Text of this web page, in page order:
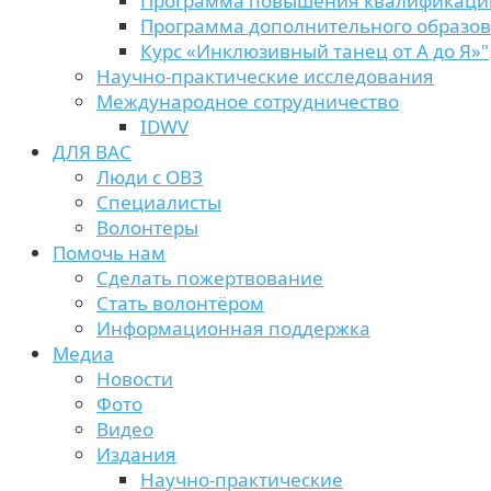
Программа дополнительного
Курс «Инклюзивный танец от А до Я»"
Научно-практические исследования
Международное сотрудничество
IDWV
ДЛЯ ВАС
Люди с ОВЗ
Специалисты
Волонтеры
Помочь нам
Сделать пожертвование
Стать волонтёром
Информационная поддержка
Медиа
Новости
Фото
Видео
Издания
Научно-практические